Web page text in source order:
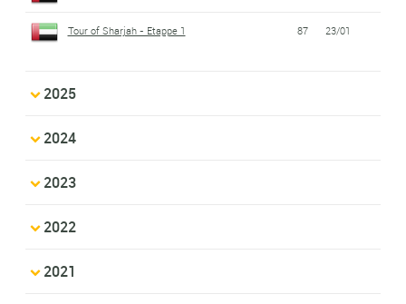
Tour of Sharjah - Etappe 1 87 23/01
2025
2024
2023
2022
2021